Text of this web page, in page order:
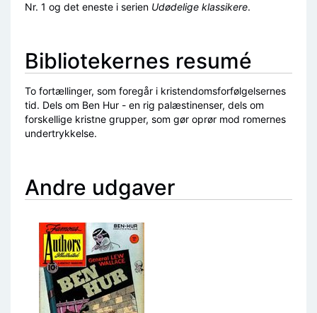
Nr. 1 og det eneste i serien Udødelige klassikere.
Bibliotekernes resumé
To fortællinger, som foregår i kristendomsforfølgelsernes
tid. Dels om Ben Hur - en rig palæstinenser, dels om
forskellige kristne grupper, som gør oprør mod romernes
undertrykkelse.
Andre udgaver